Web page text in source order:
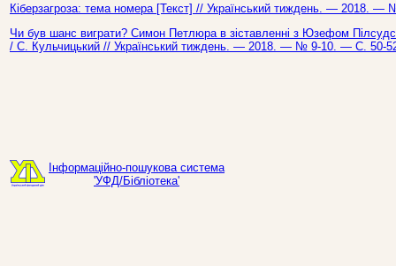
Кіберзагроза: тема номера [Текст] // Український тиждень. — 2018.
Чи був шанс виграти? Симон Петлюра в зіставленні з Юзефом
/ С. Кульчицький // Український тиждень. — 2018. — № 9-10. — С. 50-
Інформаційно-пошукова система
'УФД/Бібліотека'